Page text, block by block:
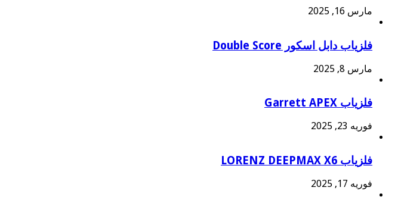
مارس 16, 2025
فلزیاب دابل اسکور Double Score
مارس 8, 2025
فلزیاب Garrett APEX
فوریه 23, 2025
فلزیاب LORENZ DEEPMAX X6
فوریه 17, 2025